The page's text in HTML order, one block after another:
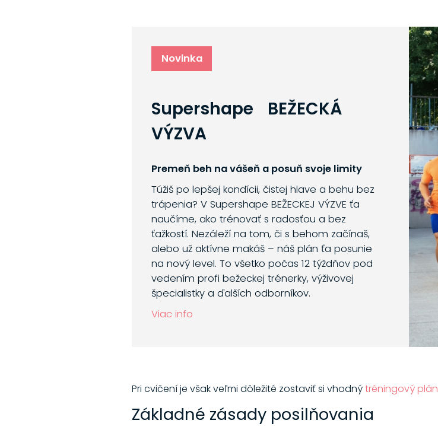
Novinka
Supershape BEŽECKÁ
VÝZVA
Premeň beh na vášeň a posuň svoje limity
Túžiš po lepšej kondícii, čistej hlave a behu bez
trápenia? V Supershape BEŽECKEJ VÝZVE ťa
naučíme, ako trénovať s radosťou a bez
ťažkostí. Nezáleží na tom, či s behom začínaš,
alebo už aktívne makáš – náš plán ťa posunie
na nový level. To všetko počas 12 týždňov pod
vedením profi bežeckej trénerky, výživovej
špecialistky a ďalších odborníkov.
Viac info
Pri cvičení je však veľmi dôležité zostaviť si vhodnýtréningový plán
Základné zásady posilňovania